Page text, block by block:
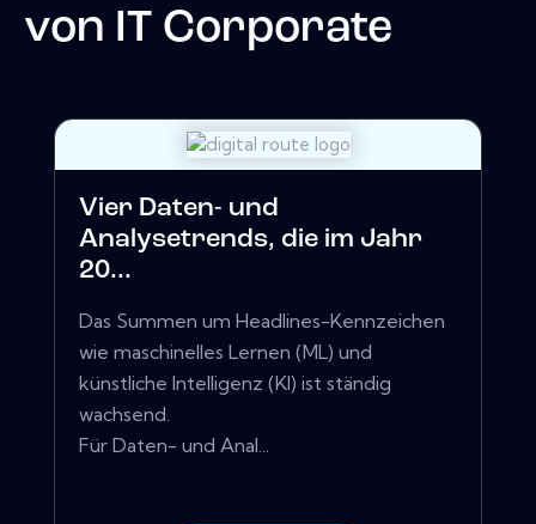
von IT Corporate
Vier Daten- und
Analysetrends, die im Jahr
20...
Das Summen um Headlines-Kennzeichen
wie maschinelles Lernen (ML) und
künstliche Intelligenz (KI) ist ständig
wachsend.
Für Daten- und Anal...